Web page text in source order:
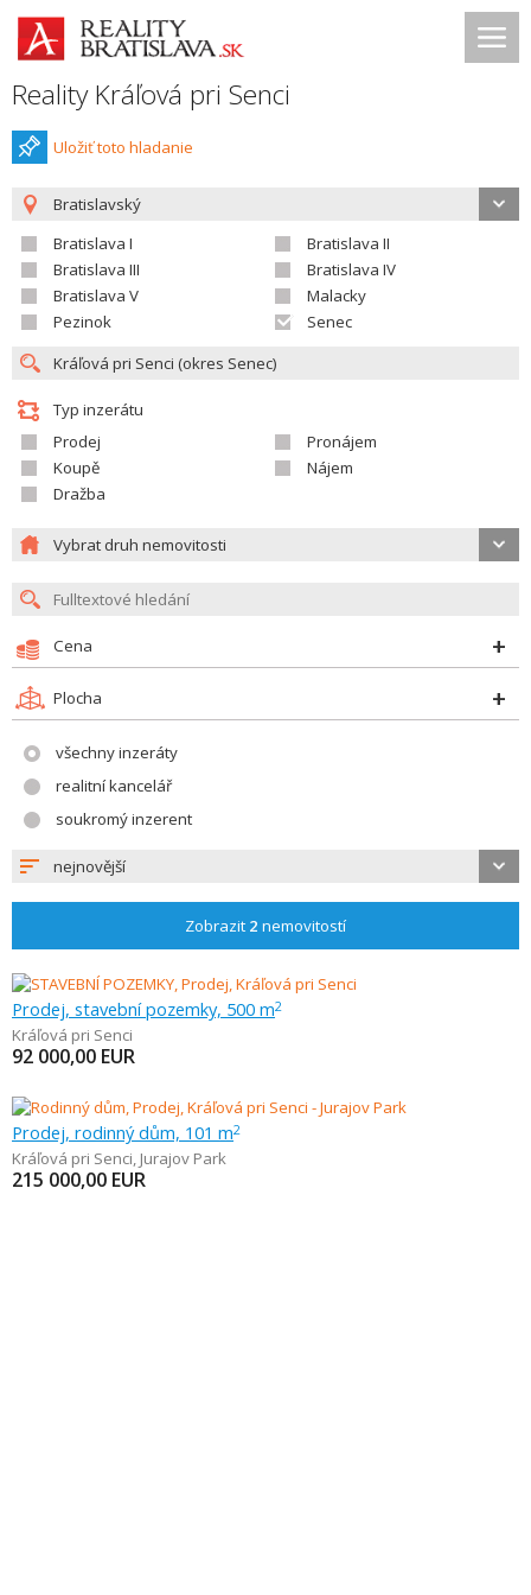
Reality Kráľová pri Senci
Uložiť toto hladanie
Bratislavský
Bratislava I
Bratislava II
Bratislava III
Bratislava IV
Bratislava V
Malacky
Pezinok
Senec
Typ inzerátu
Prodej
Pronájem
Koupě
Nájem
Dražba
Vybrat druh nemovitosti
Cena
Plocha
všechny inzeráty
realitní kancelář
soukromý inzerent
nejnovější
Zobrazit 2 nemovitostí
Prodej, stavební pozemky, 500 m2
Kráľová pri Senci
92 000,00 EUR
Prodej, rodinný dům, 101 m2
Kráľová pri Senci, Jurajov Park
215 000,00 EUR